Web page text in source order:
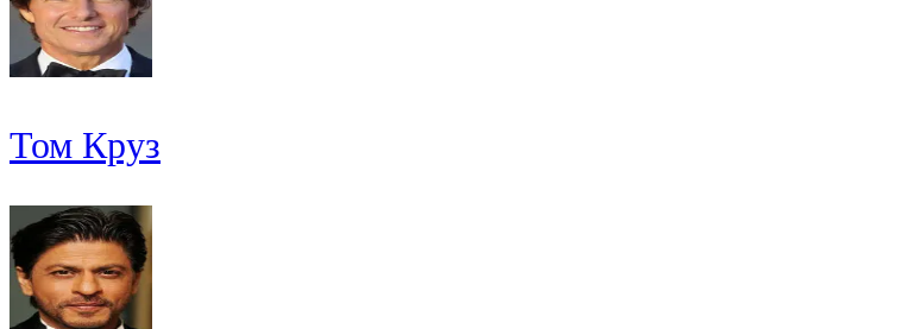
Том Круз